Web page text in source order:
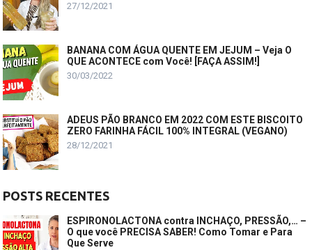
27/12/2021
BANANA COM ÁGUA QUENTE EM JEJUM – Veja O
QUE ACONTECE com Você! [FAÇA ASSIM!]
30/03/2022
ADEUS PÃO BRANCO EM 2022 COM ESTE BISCOITO
ZERO FARINHA FÁCIL 100% INTEGRAL (VEGANO)
28/12/2021
POSTS RECENTES
ESPIRONOLACTONA contra INCHAÇO, PRESSÃO,… –
O que você PRECISA SABER! Como Tomar e Para
Que Serve